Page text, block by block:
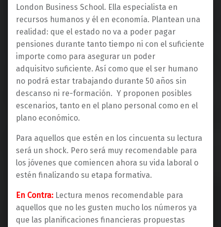
London Business School. Ella especialista en
recursos humanos y él en economía. Plantean una
realidad: que el estado no va a poder pagar
pensiones durante tanto tiempo ni con el suficiente
importe como para asegurar un poder
adquisitvo suficiente. Así como que el ser humano
no podrá estar trabajando durante 50 años sin
descanso ni re-formación. Y proponen posibles
escenarios, tanto en el plano personal como en el
plano económico.
Para aquellos que estén en los cincuenta su lectura
será un shock. Pero será muy recomendable para
los jóvenes que comiencen ahora su vida laboral o
estén finalizando su etapa formativa.
En Contra: Lectura menos recomendable para
aquellos que no les gusten mucho los números ya
que las planificaciones financieras propuestas